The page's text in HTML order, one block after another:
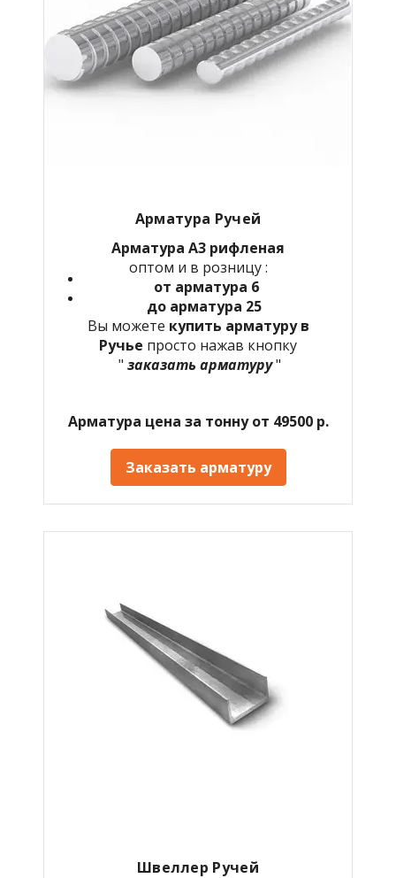
Арматура Ручей
Арматура А3 рифленая
оптом и в розницу :
от арматура 6
до арматура 25
Вы можете купить арматуру в
Ручье просто нажав кнопку
" заказать арматуру"
Арматура цена за тонну от 49500 р.
Заказать арматуру
Швеллер Ручей